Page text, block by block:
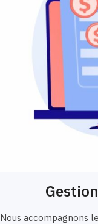
Nous accompagnons